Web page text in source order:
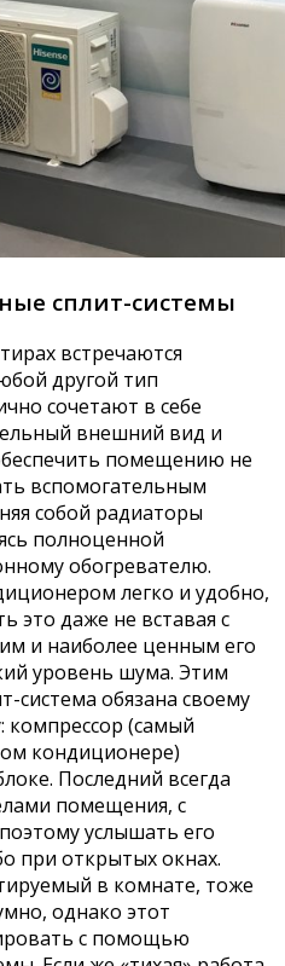
сплит-системы
встречаются
другой тип
сочетают в себе
внешний вид и
помещению не
вспомогательным
собой радиаторы
полноценной
обогревателю.
легко и удобно,
это даже не вставая с
и наиболее ценным его
уровень шума. Этим
система обязана своему
компрессор (самый
кондиционере)
Последний всегда
помещения, с
услышать его
при открытых окнах.
в комнате, тоже
однако этот
с помощью